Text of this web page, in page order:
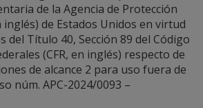
de la Agencia de Protección
inglés) de Estados Unidos en virtud
del Título 40, Sección 89 del Código
(CFR, en inglés) respecto de
de alcance 2 para uso fuera de
núm. APC-2024/0093 –